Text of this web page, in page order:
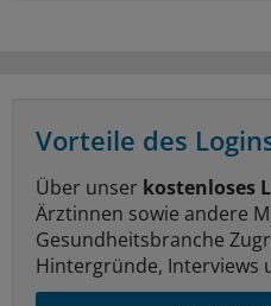
Vorteile des
Über unser kostenloses
Ärztinnen sowie andere
Gesundheitsbranche
Hintergründe, Interviews